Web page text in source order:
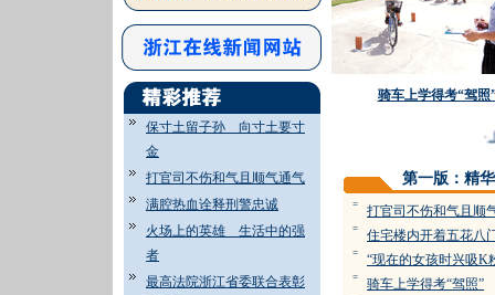
保寸土留子孙 向寸土要寸
金
打官司不伤和气且顺气通气
满腔热血诠释刑警忠诚
火场上的英雄 生活中的强
者
最高法院浙江省委联合表彰
骑车上学得考“驾照
第一版：精
= 打官司不伤和气且顺
= 住宅楼内开着五花八
= “现在的女孩时兴吸K
= 骑车上学得考“驾照”